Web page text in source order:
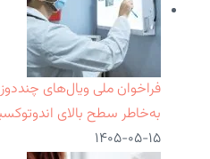
به‌خاطر سطح بالای
۱۴۰۵-۰۵-۱۵